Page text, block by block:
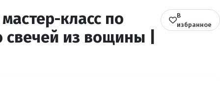
класс по
свечей из вощины |
В
избранное